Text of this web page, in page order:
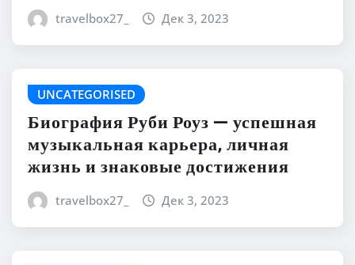
travelbox27_ Дек 3, 2023
UNCATEGORISED
Биография Руби Роуз — успешная
музыкальная карьера, личная
жизнь и знаковые достижения
travelbox27_ Дек 3, 2023